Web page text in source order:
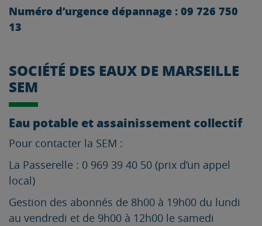
Numéro d’urgence dépannage : 09 726 750
13
SOCIÉTÉ DES EAUX DE MARSEILLE
SEM
Eau potable et assainissement collectif
Pour contacter la SEM :
La Passerelle : 0 969 39 40 50 (prix d’un appel
local)
Gestion des abonnés de 8h00 à 19h00 du lundi
au vendredi et de 9h00 à 12h00 le samedi